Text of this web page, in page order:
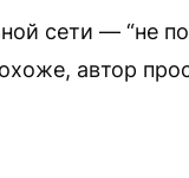
сети — “не
автор